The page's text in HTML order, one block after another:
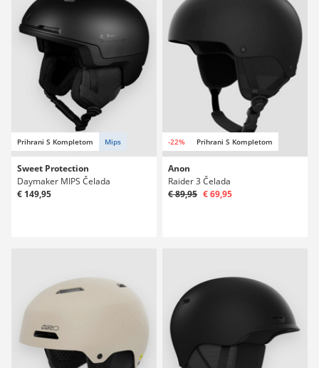
Prihrani S Kompletom Mips
Sweet Protection
Daymaker MIPS Čelada
€ 149,95
-22% Prihrani S Kompletom
Anon
Raider 3 Čelada
€ 89,95 € 69,95